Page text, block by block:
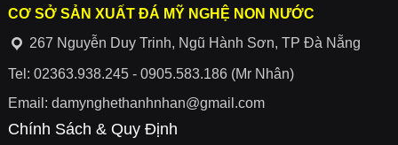
CƠ SỞ SẢN XUẤT ĐÁ MỸ NGHỆ NON NƯỚC
267 Nguyễn Duy Trinh, Ngũ Hành Sơn, TP Đà Nẵng
Tel: 02363.938.245 - 0905.583.186 (Mr Nhân)
Email: damynghethanhnhan@gmail.com
Chính Sách & Quy Định